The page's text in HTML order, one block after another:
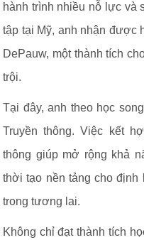
hành trình nhiều nỗ lực và
tập tại Mỹ, anh nhận được
DePauw, một thành tích
trội.
Tại đây, anh theo học
Truyền thông. Việc kết
thông giúp mở rộng khả
thời tạo nền tảng cho
trong tương lai.
Không chỉ đạt thành tích